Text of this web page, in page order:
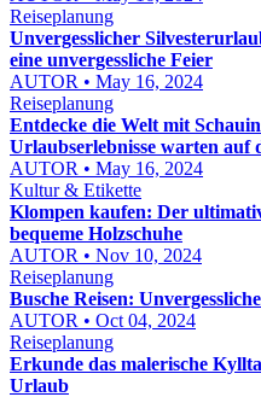
Reiseplanung
Unvergesslicher
eine unvergessliche Feier
AUTOR • May 16, 2024
Reiseplanung
Entdecke die Welt mit
Urlaubserlebnisse warten auf
AUTOR • May 16, 2024
Kultur & Etikette
Klompen kaufen: Der
bequeme Holzschuhe
AUTOR • Nov 10, 2024
Reiseplanung
Busche Reisen:
AUTOR • Oct 04, 2024
Reiseplanung
Erkunde das malerische
Urlaub